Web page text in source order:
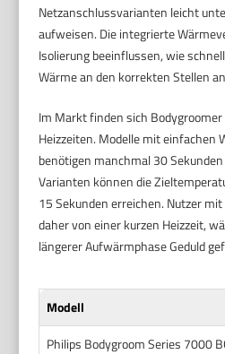
Netzanschlussvarianten leicht
aufweisen. Die integrierte
Isolierung beeinflussen, wie
Wärme an den korrekten Stellen
Im Markt finden sich
Heizzeiten. Modelle mit einfachen
benötigen manchmal 30
Varianten können die
15 Sekunden erreichen. Nutzer
daher von einer kurzen Heizzeit,
längerer Aufwärmphase Geduld
Modell
Philips Bodygroom Series 7000